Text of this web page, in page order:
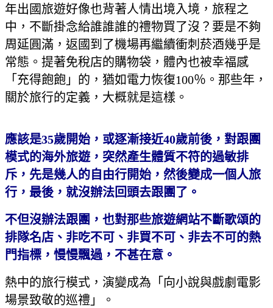
年出國旅遊好像也背著人情出境入境，旅程之
中，不斷掛念給誰誰誰的禮物買了沒？要是不夠
周延圓滿，返國到了機場再繼續衝刺菸酒幾乎是
常態。提著免稅店的購物袋，體內也被幸福感
「充得飽飽」的，猶如電力恢復100％。那些年，
關於旅行的定義，大概就是這樣。
應該是35歲開始，或逐漸接近40歲前後，對跟團
模式的海外旅遊，突然產生體質不符的過敏排
斥，先是幾人的自由行開始，然後變成一個人旅
行，最後，就沒辦法回頭去跟團了。
不但沒辦法跟團，也對那些旅遊網站不斷歌頌的
排隊名店、非吃不可、非買不可、非去不可的熱
門指標，慢慢飄過，不甚在意。
熱中的旅行模式，演變成為「向小說與戲劇電影
場景致敬的巡禮」。